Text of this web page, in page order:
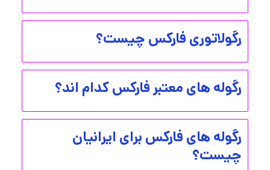
رگولاتوری فارکس چیست؟
رگوله های معتبر فارکس کدام اند؟
رگوله های فارکس برای ایرانیان
چیست؟